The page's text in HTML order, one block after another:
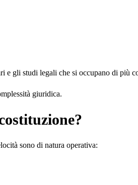
gli studi legali che si occupano di più
giuridica.
sono di natura operativa: